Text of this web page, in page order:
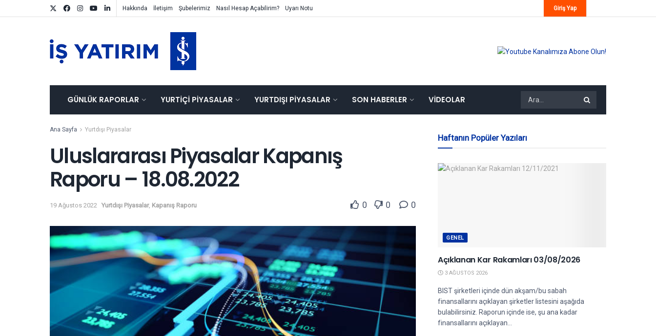
Hakkında İletişim Şubelerimiz Nasıl Hesap Açabilirim? Uyarı Notu Giriş Yap
GÜNLÜK RAPORLAR YURTIÇI PIYASALAR YURTDIŞI PIYASALAR SON HABERLER VIDEOLAR
Ana Sayfa Yurtdışı Piyasalar
Uluslararası Piyasalar Kapanış
Raporu – 18.08.2022
19 Ağustos 2022 Yurtdışı Piyasalar, Kapanış Raporu 0 0 0
Haftanın Popüler Yazıları
GENEL
Açıklanan Kar Rakamları 03/08/2026
3 AĞUSTOS 2026
BIST şirketleri içinde dün akşam/bu sabah
finansallarını açıklayan şirketler listesini aşağıda
bulabilirsiniz. Raporun içinde ise, şu ana kadar
finansallarını açıklayan...